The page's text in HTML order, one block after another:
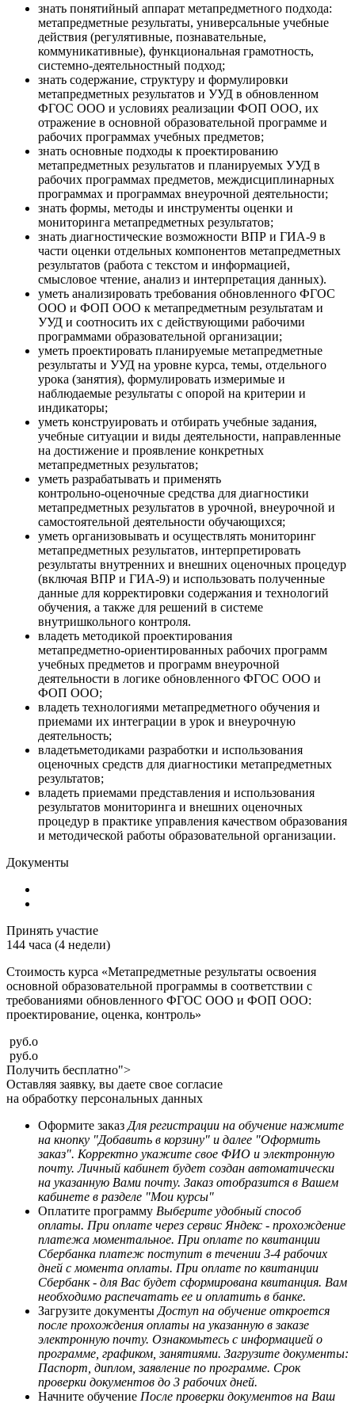
знать понятийный аппарат метапредметного подхода:
метапредметные результаты, универсальные учебные
действия (регулятивные, познавательные,
коммуникативные), функциональная грамотность,
системно‑деятельностный подход;
знать содержание, структуру и формулировки
метапредметных результатов и УУД в обновленном
ФГОС ООО и условиях реализации ФОП ООО, их
отражение в основной образовательной программе и
рабочих программах учебных предметов;
знать основные подходы к проектированию
метапредметных результатов и планируемых УУД в
рабочих программах предметов, междисциплинарных
программах и программах внеурочной деятельности;
знать формы, методы и инструменты оценки и
мониторинга метапредметных результатов;
знать диагностические возможности ВПР и ГИА‑9 в
части оценки отдельных компонентов метапредметных
результатов (работа с текстом и информацией,
смысловое чтение, анализ и интерпретация данных).
уметь анализировать требования обновленного ФГОС
ООО и ФОП ООО к метапредметным результатам и
УУД и соотносить их с действующими рабочими
программами образовательной организации;
уметь проектировать планируемые метапредметные
результаты и УУД на уровне курса, темы, отдельного
урока (занятия), формулировать измеримые и
наблюдаемые результаты с опорой на критерии и
индикаторы;
уметь конструировать и отбирать учебные задания,
учебные ситуации и виды деятельности, направленные
на достижение и проявление конкретных
метапредметных результатов;
уметь разрабатывать и применять
контрольно‑оценочные средства для диагностики
метапредметных результатов в урочной, внеурочной и
самостоятельной деятельности обучающихся;
уметь организовывать и осуществлять мониторинг
метапредметных результатов, интерпретировать
результаты внутренних и внешних оценочных процедур
(включая ВПР и ГИА‑9) и использовать полученные
данные для корректировки содержания и технологий
обучения, а также для решений в системе
внутришкольного контроля.
владеть методикой проектирования
метапредметно‑ориентированных рабочих программ
учебных предметов и программ внеурочной
деятельности в логике обновленного ФГОС ООО и
ФОП ООО;
владеть технологиями метапредметного обучения и
приемами их интеграции в урок и внеурочную
деятельность;
владетьметодиками разработки и использования
оценочных средств для диагностики метапредметных
результатов;
владеть приемами представления и использования
результатов мониторинга и внешних оценочных
процедур в практике управления качеством образования
и методической работы образовательной организации.
Документы
Принять участие
144 часа (4 недели)
Стоимость курса «Метапредметные результаты освоения
основной образовательной программы в соответствии с
требованиями обновленного ФГОС ООО и ФОП ООО:
проектирование, оценка, контроль»
руб.o
руб.o
Получить бесплатно">
Оставляя заявку, вы даете свое согласие
на обработку персональных данных
Оформите заказ Для регистрации на обучение нажмите
на кнопку "Добавить в корзину" и далее "Оформить
заказ". Корректно укажите свое ФИО и электронную
почту. Личный кабинет будет создан автоматически
на указанную Вами почту. Заказ отобразится в Вашем
кабинете в разделе "Мои курсы"
Оплатите программу Выберите удобный способ
оплаты. При оплате через сервис Яндекс - прохождение
платежа моментальное. При оплате по квитанции
Сбербанка платеж поступит в течении 3-4 рабочих
дней с момента оплаты. При оплате по квитанции
Сбербанк - для Вас будет сформирована квитанция. Вам
необходимо распечатать ее и оплатить в банке.
Загрузите документы Доступ на обучение откроется
после прохождения оплаты на указанную в заказе
электронную почту. Ознакомьтесь с информацией о
программе, графиком, занятиями. Загрузите документы:
Паспорт, диплом, заявление по программе. Срок
проверки документов до 3 рабочих дней.
Начните обучение После проверки документов на Ваш